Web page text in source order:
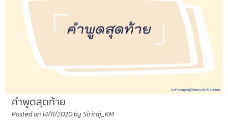
คำพูดสุดท้าย
Posted on 14/11/2020by Siriraj_KM